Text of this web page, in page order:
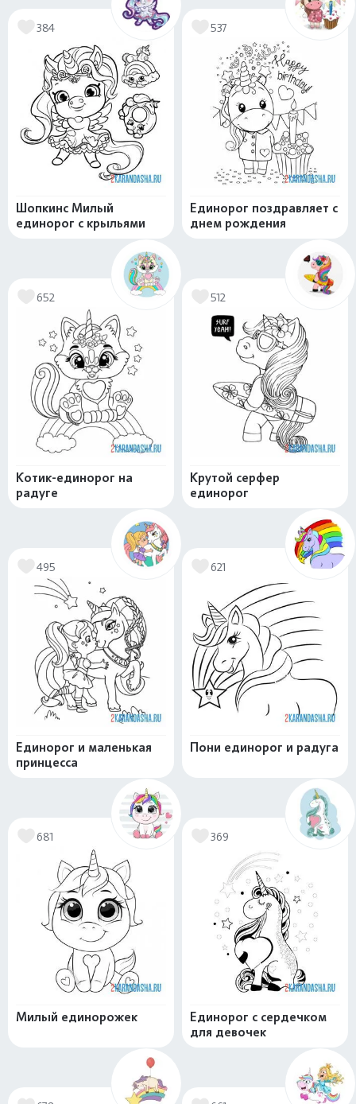
384
Шопкинс Милый
единорог с крыльями
537
Единорог поздравляет с
днем рождения
652
Котик-единорог на
радуге
512
Крутой серфер
единорог
495
Единорог и маленькая
принцесса
621
Пони единорог и радуга
681
Милый единорожек
369
Единорог с сердечком
для девочек